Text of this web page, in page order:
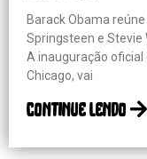
Barack Obama
Springsteen e Stevie
A inauguração oficial
Chicago, vai
continue lendo